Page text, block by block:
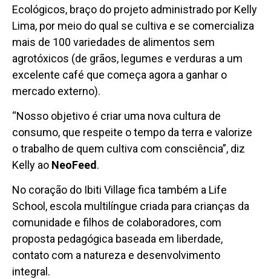
Ecológicos, braço do projeto administrado por Kelly
Lima, por meio do qual se cultiva e se comercializa
mais de 100 variedades de alimentos sem
agrotóxicos (de grãos, legumes e verduras a um
excelente café que começa agora a ganhar o
mercado externo).
“Nosso objetivo é criar uma nova cultura de
consumo, que respeite o tempo da terra e valorize
o trabalho de quem cultiva com consciência”, diz
Kelly ao NeoFeed .
No coração do Ibiti Village fica também a Life
School, escola multilíngue criada para crianças da
comunidade e filhos de colaboradores, com
proposta pedagógica baseada em liberdade,
contato com a natureza e desenvolvimento
integral.